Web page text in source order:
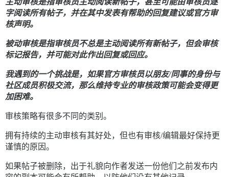
主动审核是指审核员主动阅读新帖子，甚至可能由审核员逐
字阅读所有帖子，并在其中发表有帮助的回复建议或官方审
核声明。
被动审核是指审核员不总是主动阅读所有新帖子，但会审核
标记报告，并可能对此作出回复或回应。
我遇到的一个挑战是，如果官方审核员以朋友/同事的身份与
社区成员积极交流，那么维持专业的审核政策可能会变得更
加困难。
审核策略有很多不同的类别。
拥有持续的主动审核有其好处，但也有审核/编辑最好保持更
谨慎的原因。
如果帖子被删除，出于礼貌向作者发送一份他们之前发布内